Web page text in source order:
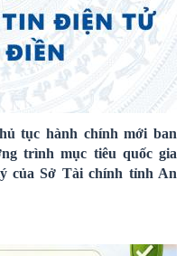
tục hành chính mới ban
trình mục tiêu quốc gia
của Sở Tài chính tỉnh An